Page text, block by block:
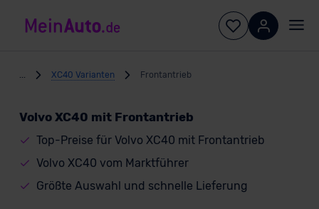
XC40 Varianten Frontantrieb
Volvo XC40 mit Frontantrieb
Top-Preise für Volvo XC40 mit Frontantrieb
Volvo XC40 vom Marktführer
Größte Auswahl und schnelle Lieferung